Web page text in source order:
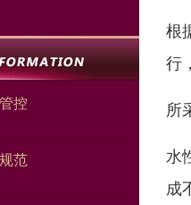
控
范
根
行
所
水
成